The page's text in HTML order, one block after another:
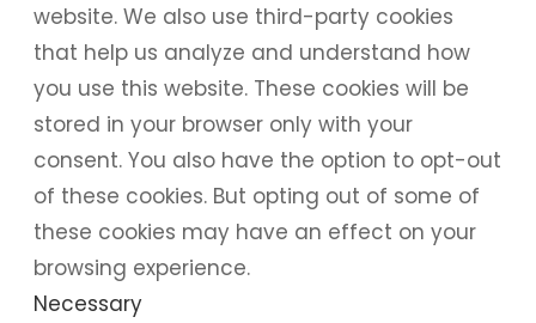
website. We also use third-party cookies
that help us analyze and understand how
you use this website. These cookies will be
stored in your browser only with your
consent. You also have the option to opt-out
of these cookies. But opting out of some of
these cookies may have an effect on your
browsing experience.
Necessary